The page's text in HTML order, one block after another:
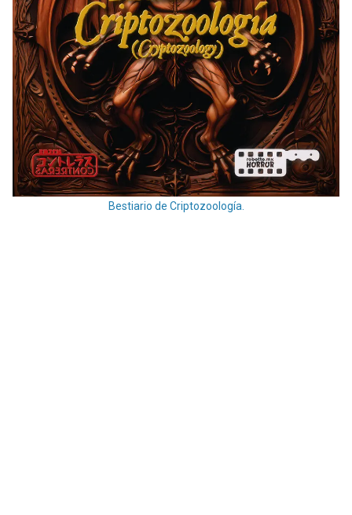
Bestiario de Criptozoología.